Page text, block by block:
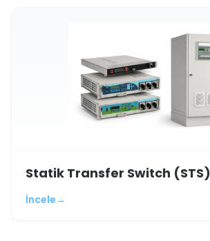
Statik Transfer Switch (STS)
İncele →